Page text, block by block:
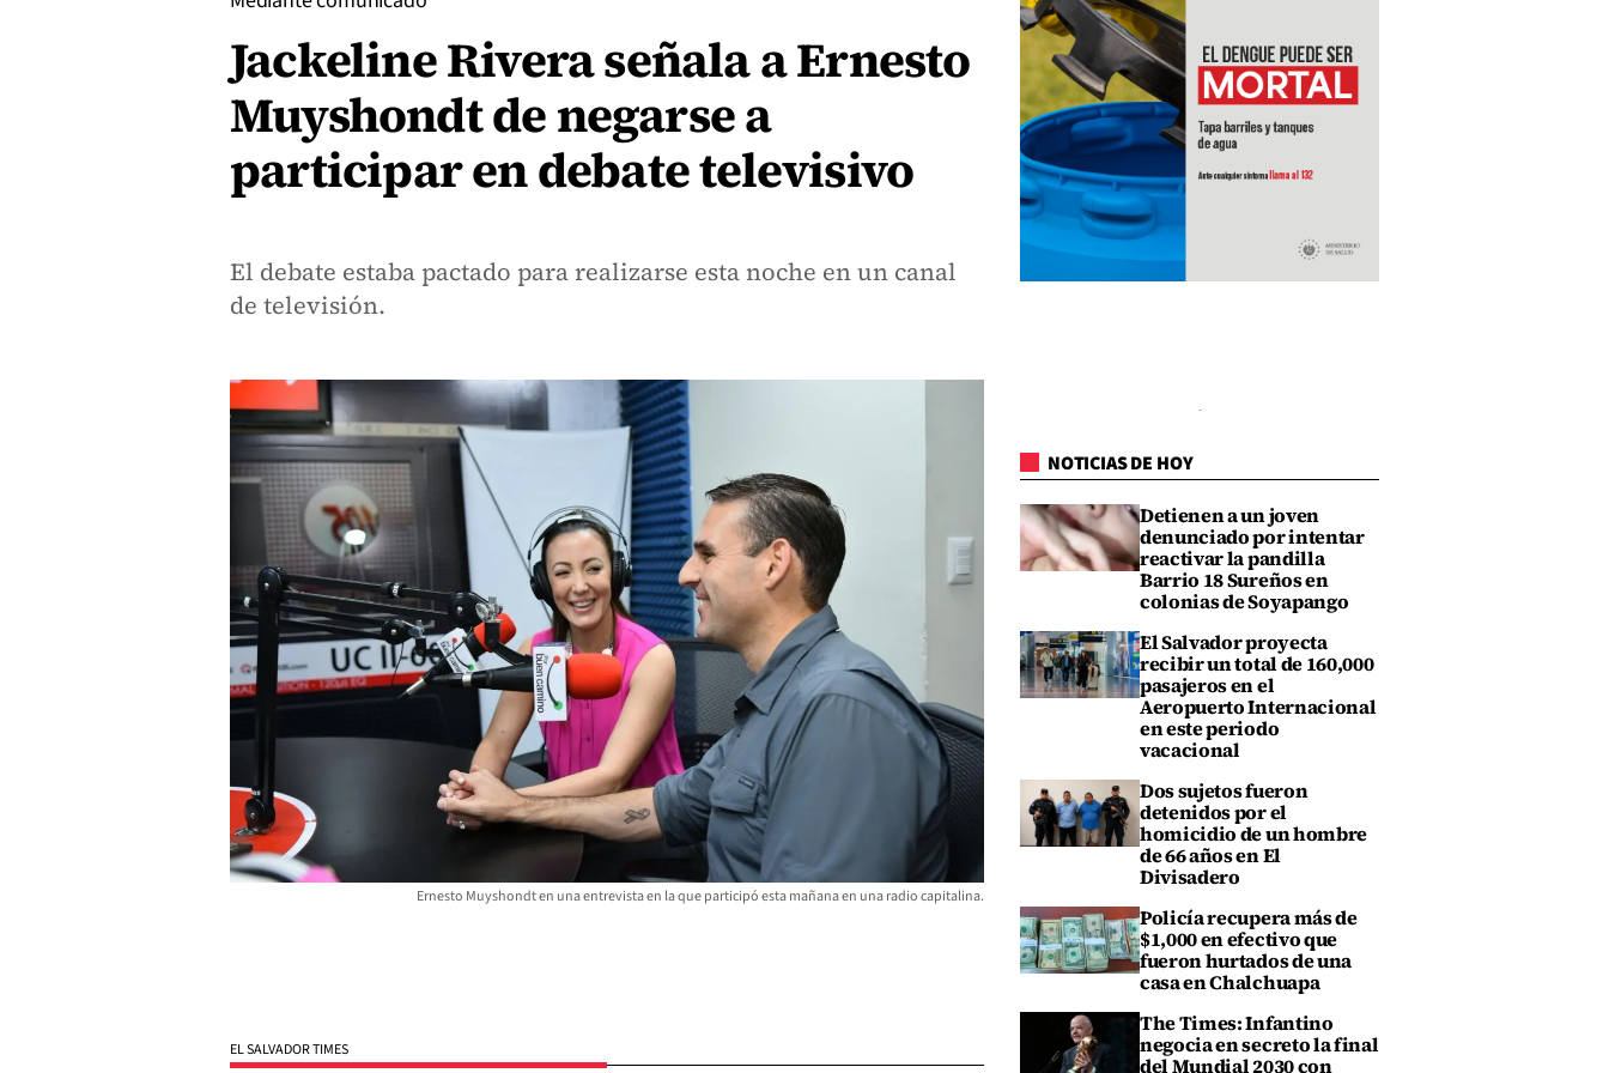
Jackeline Rivera señala a Ernesto
Muyshondt de negarse a
participar en debate televisivo
El debate estaba pactado para realizarse esta noche en un canal
de televisión.
Ernesto Muyshondt en una entrevista en la que participó esta mañana en una radio capitalina.
EL SALVADOR TIMES
NOTICIAS DE HOY
Detienen a un joven
denunciado por intentar
reactivar la pandilla
Barrio 18 Sureños en
colonias de Soyapango
El Salvador proyecta
recibir un total de 160,000
pasajeros en el
Aeropuerto Internacional
en este periodo
vacacional
Dos sujetos fueron
detenidos por el
homicidio de un hombre
de 66 años en El
Divisadero
Policía recupera más de
$1,000 en efectivo que
fueron hurtados de una
casa en Chalchuapa
The Times: Infantino
negocia en secreto la final
del Mundial 2030 con